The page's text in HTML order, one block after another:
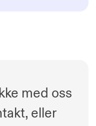
med oss
eller